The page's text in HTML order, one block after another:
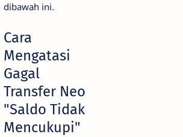
dibawah ini.
Cara
Mengatasi
Gagal
Transfer Neo
"Saldo Tidak
Mencukupi"